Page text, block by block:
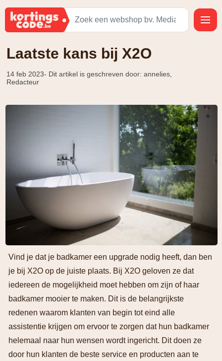
Laatste kans bij X2O
14 feb 2023- Dit artikel is geschreven door: annelies,
Redacteur
Vind je dat je badkamer een upgrade nodig heeft, dan ben
je bij X2O op de juiste plaats. Bij X2O geloven ze dat
iedereen de mogelijkheid moet hebben om zijn of haar
badkamer mooier te maken. Dit is de belangrijkste
redenen waarom klanten van begin tot eind alle
assistentie krijgen om ervoor te zorgen dat hun badkamer
helemaal naar hun wensen wordt ingericht. Dit doen ze
door hun klanten de beste service en producten aan te